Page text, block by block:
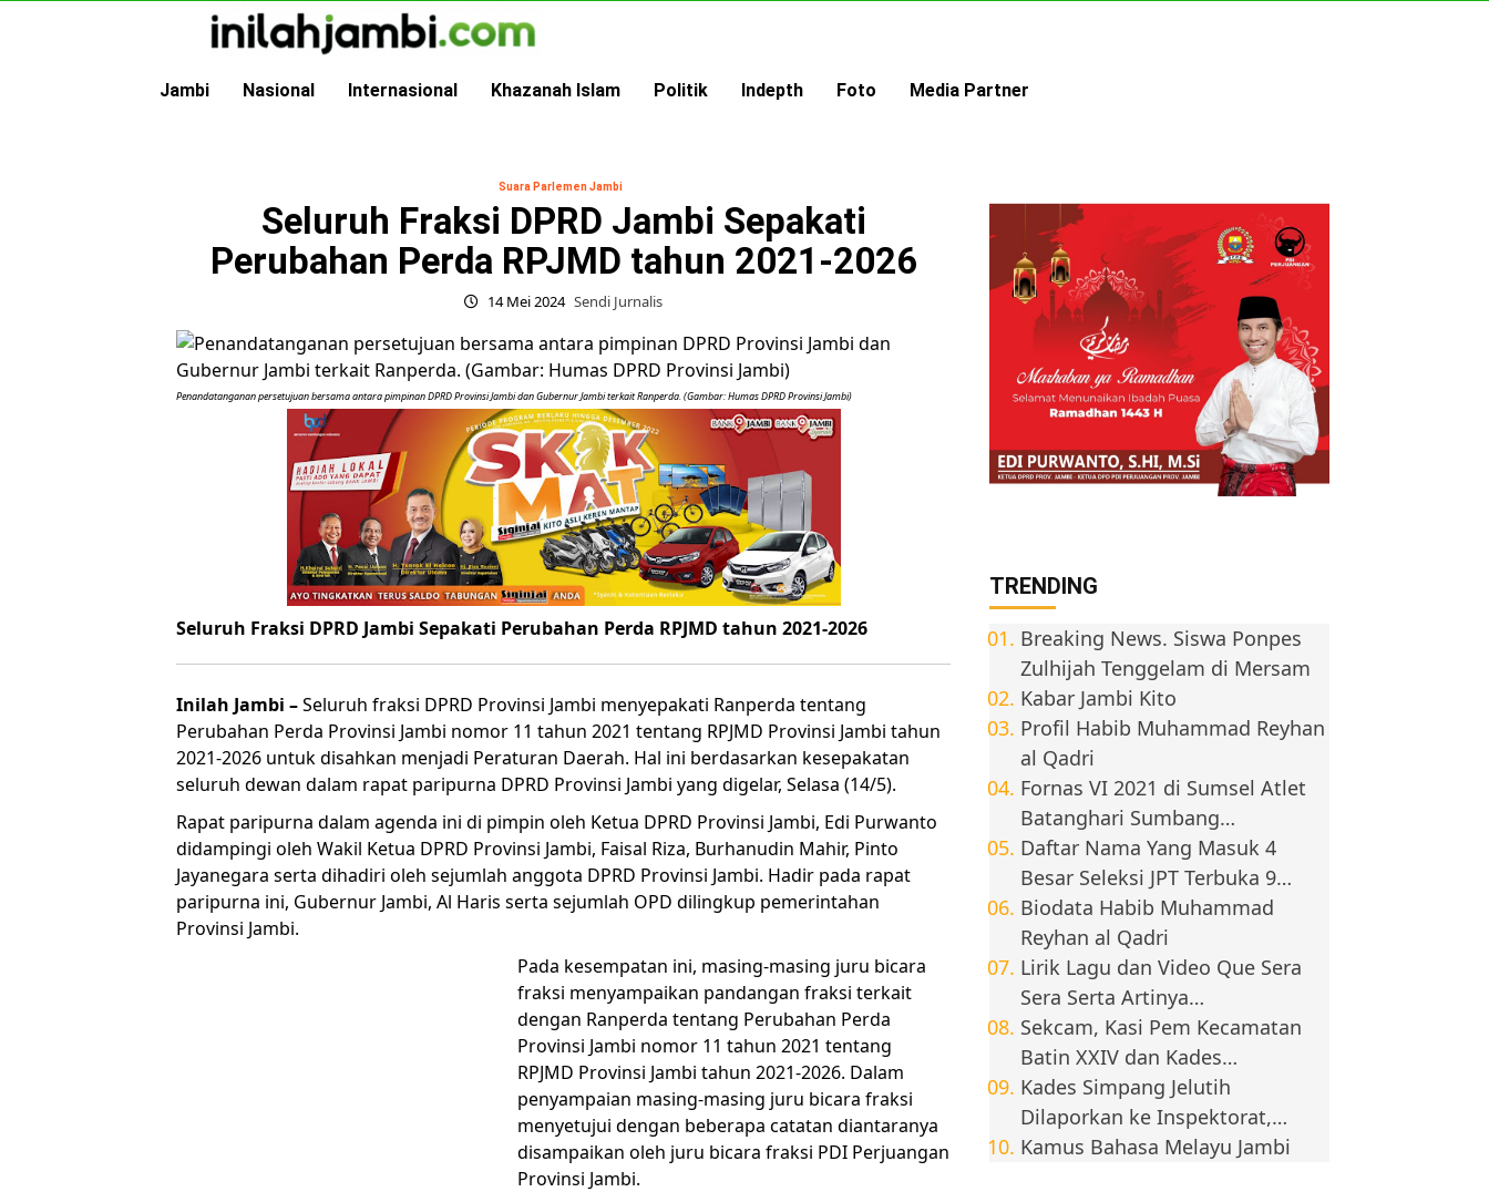
Jambi Nasional Internasional Khazanah Islam Politik Indepth Foto Media Partner
Suara Parlemen Jambi
Seluruh Fraksi DPRD Jambi Sepakati
Perubahan Perda RPJMD tahun 2021-2026
14 Mei 2024 Sendi Jurnalis
Penandatanganan persetujuan bersama antara pimpinan DPRD Provinsi Jambi dan Gubernur Jambi terkait Ranperda. (Gambar: Humas DPRD Provinsi Jambi)
Seluruh Fraksi DPRD Jambi Sepakati Perubahan Perda RPJMD tahun 2021-2026
Inilah Jambi –Seluruh fraksi DPRD Provinsi Jambi menyepakati Ranperda tentang
Perubahan Perda Provinsi Jambi nomor 11 tahun 2021 tentang RPJMD Provinsi Jambi tahun
2021-2026 untuk disahkan menjadi Peraturan Daerah. Hal ini berdasarkan kesepakatan
seluruh dewan dalam rapat paripurna DPRD Provinsi Jambi yang digelar, Selasa (14/5).
Rapat paripurna dalam agenda ini di pimpin oleh Ketua DPRD Provinsi Jambi, Edi Purwanto
didampingi oleh Wakil Ketua DPRD Provinsi Jambi, Faisal Riza, Burhanudin Mahir, Pinto
Jayanegara serta dihadiri oleh sejumlah anggota DPRD Provinsi Jambi. Hadir pada rapat
paripurna ini, Gubernur Jambi, Al Haris serta sejumlah OPD dilingkup pemerintahan
Provinsi Jambi.
Pada kesempatan ini, masing-masing juru bicara
fraksi menyampaikan pandangan fraksi terkait
dengan Ranperda tentang Perubahan Perda
Provinsi Jambi nomor 11 tahun 2021 tentang
RPJMD Provinsi Jambi tahun 2021-2026. Dalam
penyampaian masing-masing juru bicara fraksi
menyetujui dengan beberapa catatan diantaranya
disampaikan oleh juru bicara fraksi PDI Perjuangan
Provinsi Jambi.
TRENDING
Breaking News. Siswa Ponpes
Zulhijah Tenggelam di Mersam
Kabar Jambi Kito
Profil Habib Muhammad Reyhan
al Qadri
Fornas VI 2021 di Sumsel Atlet
Batanghari Sumbang…
Daftar Nama Yang Masuk 4
Besar Seleksi JPT Terbuka 9…
Biodata Habib Muhammad
Reyhan al Qadri
Lirik Lagu dan Video Que Sera
Sera Serta Artinya…
Sekcam, Kasi Pem Kecamatan
Batin XXIV dan Kades…
Kades Simpang Jelutih
Dilaporkan ke Inspektorat,…
Kamus Bahasa Melayu Jambi